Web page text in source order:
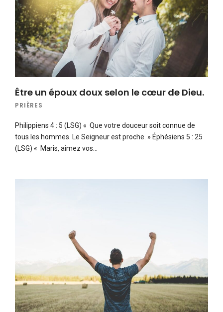
Être un époux doux selon le cœur de Dieu.
PRIÈRES
Philippiens 4 : 5 (LSG) « Que votre douceur soit connue de
tous les hommes. Le Seigneur est proche. » Éphésiens 5 : 25
(LSG) « Maris, aimez vos…